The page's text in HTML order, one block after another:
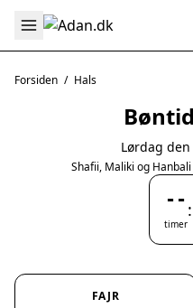
Forsiden / Hals
Lørdag
Shafii, Maliki og Hanbali
--
timer
:
FAJR